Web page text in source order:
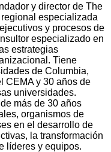
y director de The
especializada
y procesos de
especializado en
estrategias
Tiene
de Columbia,
CEMA y 30 años de
universidades.
más de 30 años
organismos de
en el desarrollo de
la transformación
líderes y equipos.